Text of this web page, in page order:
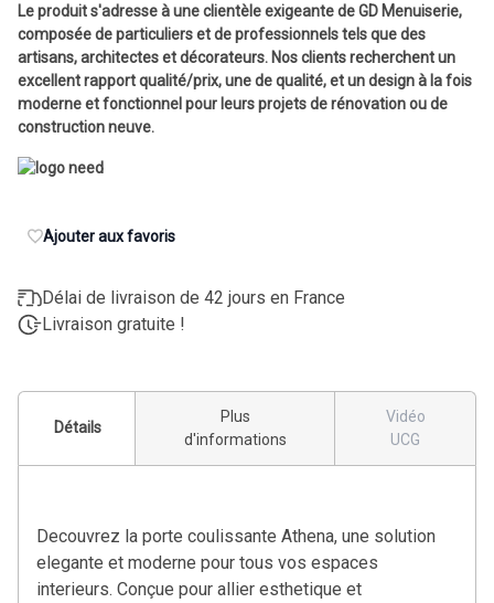
Le produit s'adresse à une clientèle exigeante de GD Menuiserie,
composée de particuliers et de professionnels tels que des
artisans, architectes et décorateurs. Nos clients recherchent un
excellent rapport qualité/prix, une de qualité, et un design à la fois
moderne et fonctionnel pour leurs projets de rénovation ou de
construction neuve.
Ajouter aux favoris
Délai de livraison de 42 jours en France
Livraison gratuite !
Détails
Plus
d'informations
Vidéo
UCG
Decouvrez la porte coulissante Athena, une solution
elegante et moderne pour tous vos espaces
interieurs. Conçue pour allier esthetique et